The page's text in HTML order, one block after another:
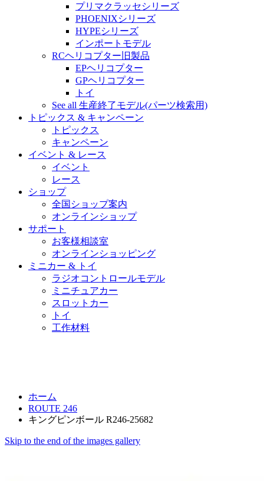
プリマクラッセシリーズ
PHOENIXシリーズ
HYPEシリーズ
インポートモデル
RCヘリコプター旧製品
EPヘリコプター
GPヘリコプター
トイ
See all 生産終了モデル(パーツ検索用)
トピックス & キャンペーン
トピックス
キャンペーン
イベント & レース
イベント
レース
ショップ
全国ショップ案内
オンラインショップ
サポート
お客様相談室
オンラインショッピング
ミニカー & トイ
ラジオコントロールモデル
ミニチュアカー
スロットカー
トイ
工作材料
ホーム
ROUTE 246
キングピンボール R246-25682
Skip to the end of the images gallery